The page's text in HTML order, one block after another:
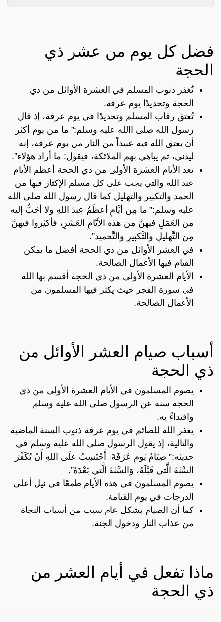
فضل كل يوم من عشر ذي
الحجة
تُغفر ذنوب المسلم في العشرة الأوائل من ذي
الحجة وتحديدًا يوم عرفة.
تُعتق رقاب المسلم وتحديدًا في يوم عرفة، إذ قال
رسول الله صلى االله عليه وسلم:” ما من يوم أكثر
أن يعتق الله فيه عبيداً من النار من يوم عرفة، إنه
ليدني، ثم يباهي بهم الملائكة، فيقول: ما أراد هؤلاء”.
تعد الأيام العشرة الأولى من ذي الحجة أعظم الأيام
عند الله والتي يجب على كل مسلم الإكثار فيها من
الحمد والتكبير والتهليل كما قال رسول الله صلى الله
عليه وسلم:” ما مِن أيَّامٍ أعظَمُ عِندَ اللهِ ولا أحَبُّ إليه
مِن العَمَلِ فيهنَّ مِن هذه الأيَّامِ العَشرِ، فأكثِروا فيهنَّ
مِن التَّهليلِ والتَّكبيرِ والتَّحميد”.
في العشر الأوائل من ذي الحجة أفضل ما يمكن
القيام فيها الأعمال الصالحة.
الأيام العشرة الأولى من ذي الحجة أقسم بها الله
في سورة الفجر حيث يكثر فيها المسلمون من
الأعمال الصالحة.
أسباب صيام العشر الأوائل من
ذي الحجة
يصوم المسلمون في الأيام العشرة الأولى من ذي
الحجة سنة عن الرسول صلى الله عليه وسلم
واقتداءً به.
يغفر الله للصائم في يوم عرفة ذنوب السنة الماضية
والتالية، إذ يقول الرسول صلى الله عليه وسلم في
حديثه:” صِيَامُ يَومِ عَرَفَةَ، أَحْتَسِبُ علَى اللهِ أَنْ يُكَفِّرَ
السَّنَةَ الَّتي قَبْلَهُ، وَالسَّنَةَ الَّتي بَعْدَهُ”.
يصوم المسلمون في هذه الأيام طمعًا في نيل أعلى
الدرجات في يوم القيامة.
كما أن الصيام بشكل عام سبب من أسباب النجاة
من عذاب النار ودخول الجنة.
ماذا تفعل في أيام العشر من
ذي الحجة